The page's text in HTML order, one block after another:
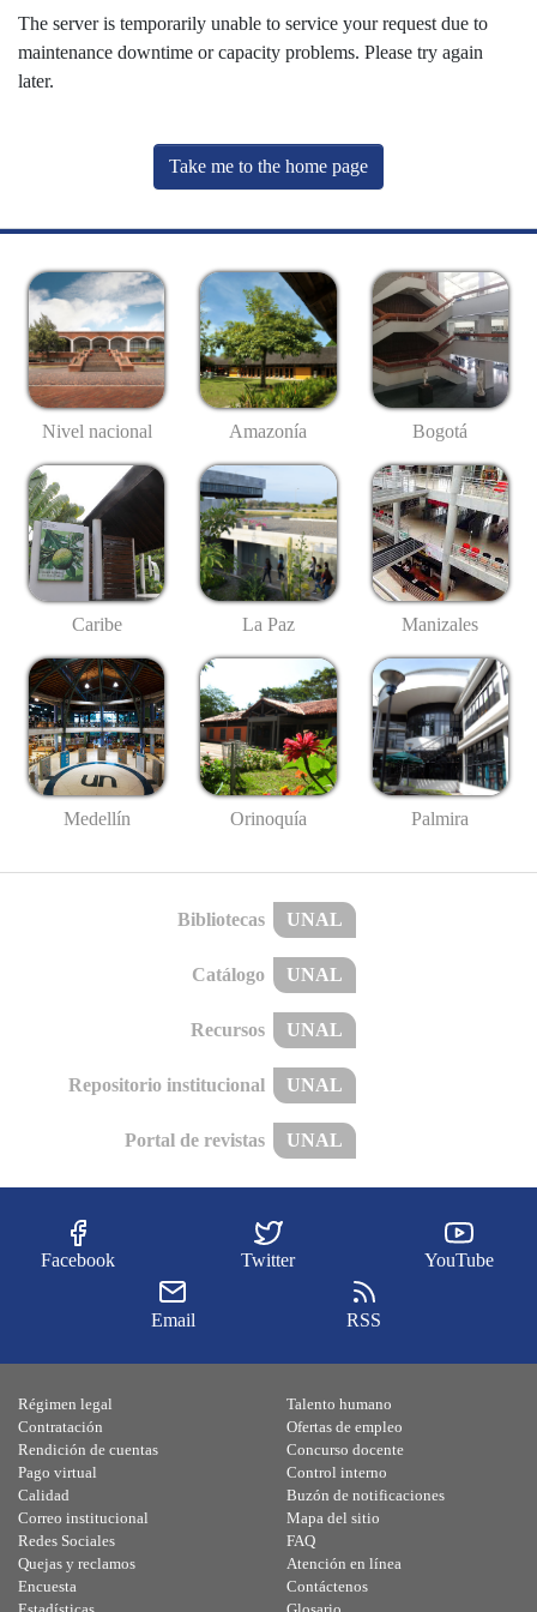
The server is temporarily unable to service your request due to
maintenance downtime or capacity problems. Please try again
later.
Take me to the home page
Nivel nacional Amazonía Bogotá
Caribe La Paz Manizales
Medellín Orinoquía Palmira
Bibliotecas UNAL
Catálogo UNAL
Recursos UNAL
Repositorio institucional UNAL
Portal de revistas UNAL
Facebook Twitter YouTube
Email RSS
Régimen legal
Contratación
Rendición de cuentas
Pago virtual
Calidad
Talento humano
Ofertas de empleo
Concurso docente
Control interno
Buzón de notificaciones
Correo institucional
Redes Sociales
Quejas y reclamos
Encuesta
Mapa del sitio
FAQ
Atención en línea
Contáctenos